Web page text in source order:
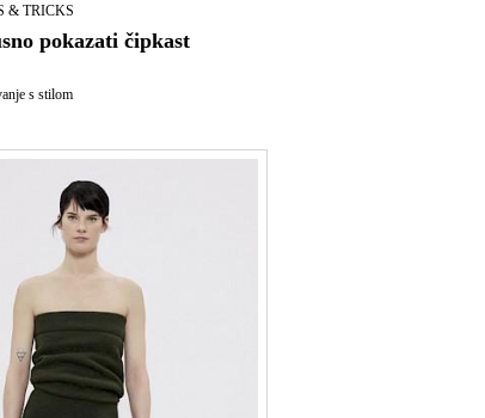
& TRICKS
pokazati čipkast
s stilom